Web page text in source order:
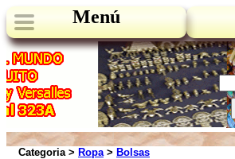
Menú
Categoria > Ropa> Bolsas